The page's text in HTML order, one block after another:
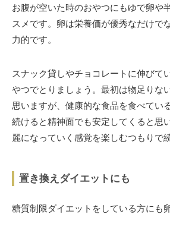
お腹が空いた時のおやつにもゆで卵や
スメです。卵は栄養価が優秀なだけで
力的です。
スナック貸しやチョコレートに伸びて
やつでとりましょう。最初は物足りな
思いますが、健康的な食品を食べてい
続けると精神面でも安定してくると思
麗になっていく感覚を楽しむつもりで
置き換えダイエットにも
糖質制限ダイエットをしている方にも